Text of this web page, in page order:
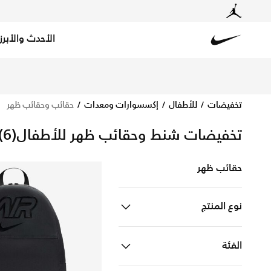
الأحدث والأبرز
تخفيضات للأطفال إكسسوارات ومعدات حقائب وحقائب ظهر
تخفيضات شنط وحقائب ظهر للأطفال(6)
حقائب ظهر
نوع المنتج
الفئة